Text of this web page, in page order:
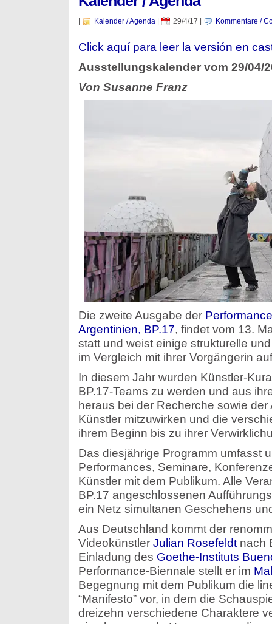
Kalender / Agenda| 29/4/17 Kommentare /
Click aquí para leer la versión en
Ausstellungskalender vom 29/04/
Von Susanne Franz
Die zweite Ausgabe der
Argentinien, BP.17, findet vom 13.
statt und weist einige strukturelle
im Vergleich mit ihrer Vorgängerin
In diesem Jahr wurden Künstler-
BP.17-Teams zu werden und aus
heraus bei der Recherche sowie
Künstler mitzuwirken und die
ihrem Beginn bis zu ihrer
Das diesjährige Programm umfasst
Performances, Seminare,
Künstler mit dem Publikum. Alle
BP.17 angeschlossenen
ein Netz simultanen Geschehens
Aus Deutschland kommt der
Videokünstler Julian Rosefeldtnach
Einladung des Goethe-Instituts
Performance-Biennale stellt er im
Begegnung mit dem Publikum die
“Manifesto” vor, in dem die
dreizehn verschiedene Charaktere